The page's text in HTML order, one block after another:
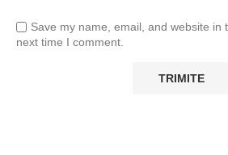
Save my name, email, and website in
next time I comment.